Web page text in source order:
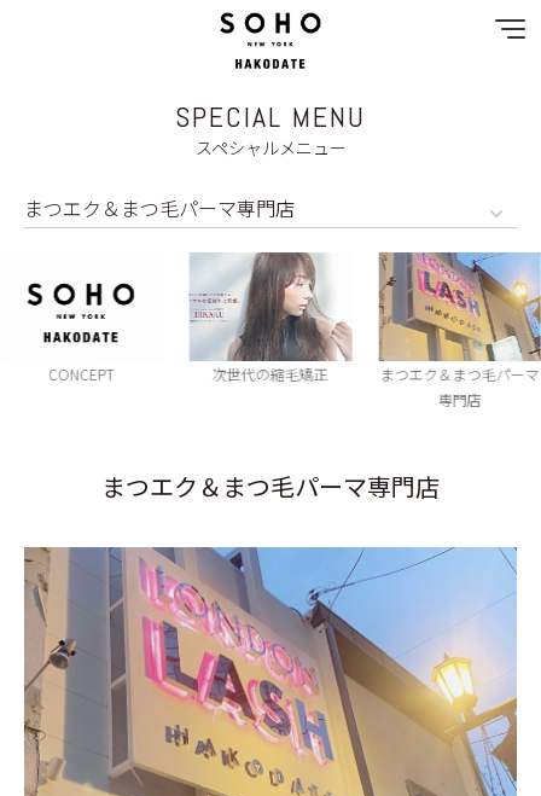
SPECIAL MENU
SHOP & STAFF
COUPON
RECRUIT
BLOG
SPECIAL MENU
スペシャルメニュー
次世代の縮毛矯正
まつエク＆まつ毛パーマ
成人式メニュー
まつエク＆まつ毛パーマ専門店